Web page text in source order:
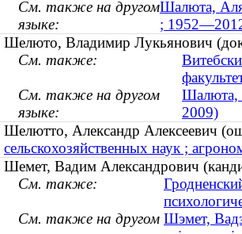
См. также на другом
языке:
Шалюта,
;
Шелюто, Владимир Лукьянович
См. также:
См. также на другом
языке:
Шалюта,
2009)
Шелютто, Александр Алексеевич
сельскохозяйственных наук ;
Шемет, Вадим Александрович
См. также:
См. также на другом Шэмет,